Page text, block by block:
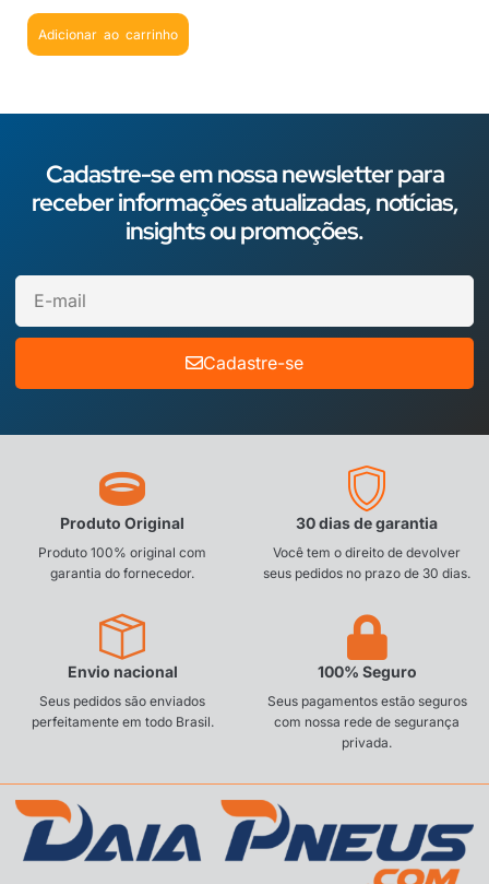
Adicionar ao carrinho
Cadastre-se em nossa newsletter para
receber informações atualizadas, notícias,
insights ou promoções.
Cadastre-se
Produto Original
Produto 100% original com
garantia do fornecedor.
30 dias de garantia
Você tem o direito de devolver
seus pedidos no prazo de 30 dias.
Envio nacional
Seus pedidos são enviados
perfeitamente em todo Brasil.
100% Seguro
Seus pagamentos estão seguros
com nossa rede de segurança
privada.